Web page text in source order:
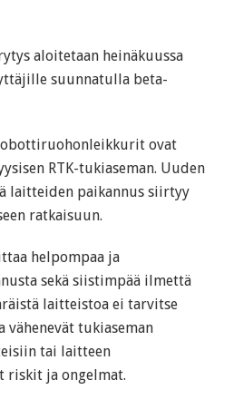
aloitetaan heinäkuussa
suunnatulla beta-
ovat
RTK-tukiaseman. Uuden
laitteiden paikannus siirtyy
ratkaisuun.
helpompaa ja
sekä siistimpää ilmettä
laitteistoa ei tarvitse
vähenevät tukiaseman
tai laitteen
riskit ja ongelmat.